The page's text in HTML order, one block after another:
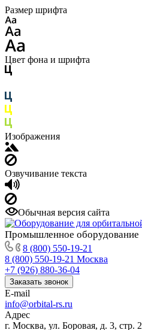
Размер шрифта
Цвет фона и шрифта
Изображения
Озвучивание текста
Обычная версия сайта
Промышленное оборудование
8 (800) 550-19-21
8 (800) 550-19-21 Москва
+7 (926) 880-36-04
Заказать звонок
E-mail
info@orbital-rs.ru
Адрес
г. Москва, ул. Боровая, д. 3, стр. 2